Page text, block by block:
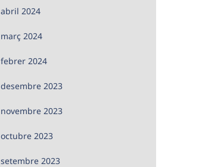
abril 2024
març 2024
febrer 2024
desembre 2023
novembre 2023
octubre 2023
setembre 2023